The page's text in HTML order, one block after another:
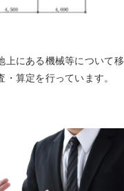
上にある機械等について移
算定を行っています。